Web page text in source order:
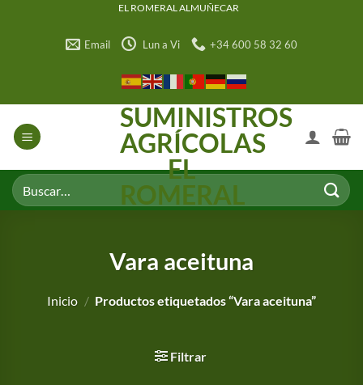
EL ROMERAL ALMUÑECAR
Email Lun a Vi +34 600 58 32 60
SUMINISTROS
AGRÍCOLAS
EL
ROMERAL
Buscar
por:
Vara aceituna
Inicio / Productos etiquetados “Vara aceituna”
Filtrar